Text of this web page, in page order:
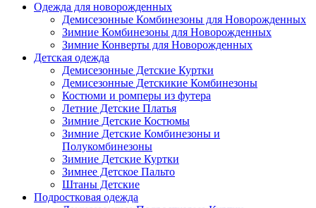
Одежда для новорожденных
Демисезонные Комбинезоны для Новорожденных
Зимние Комбинезоны для Новорожденных
Зимние Конверты для Новорожденных
Детская одежда
Демисезонные Детские Куртки
Демисезонные Детскикие Комбинезоны
Костюми и ромперы из футера
Летние Детские Платья
Зимние Детские Костюмы
Зимние Детские Комбинезоны и
Полукомбинезоны
Зимние Детские Куртки
Зимнее Детское Пальто
Штаны Детские
Подростковая одежда